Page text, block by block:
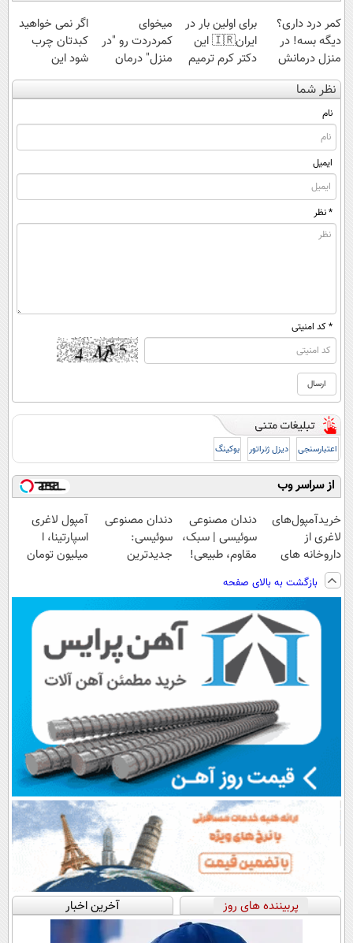
کمر درد داری؟
دیگه بسه! در
منزل درمانش
کن
(◀پرسش‌نامه)
برای اولین بار در
ایران🇮🇷 این
دکتر کرم ترمیم
کننده 23 روزه
ساخت!
میخوای
کمردردت رو "در
منزل" درمان
کنی؟ (◂فیلم +
◂پرسش‌نامه)
اگر نمی خواهید
کبدتان چرب
شود این
نوشیدنی خوش
طعم را بنوشید
نظر شما
نام
ایمیل
* نظر
* کد امنیتی
اعتبارسنجی دیزل ژنراتور بوکینگ
از سراسر وب
خریدآمپول‌های
لاغری از
داروخانه های
اطرافت، ارسال
فوری همراه با
پک یخ!
دندان مصنوعی
سوئیسی | سبک،
مقاوم، طبیعی!
رایگان+پرداخت
اقساطی😍
دندان مصنوعی
سوئیسی:
جدیدترین
پرداخت قسطی
آمپول لاغری
اسپارتینا، ا
میلیون تومان
بازگشت به بالای صفحه
پربیننده های روز آخرین اخبار